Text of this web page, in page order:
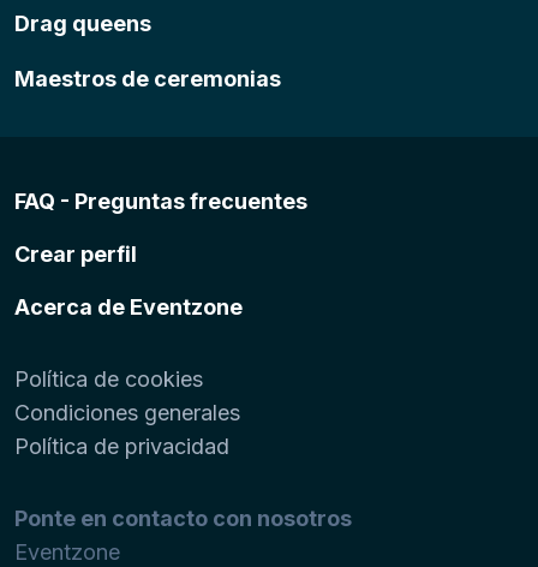
Drag queens
Maestros de ceremonias
FAQ - Preguntas frecuentes
Crear perfil
Acerca de Eventzone
Política de cookies
Condiciones generales
Política de privacidad
Ponte en contacto con nosotros
Eventzone